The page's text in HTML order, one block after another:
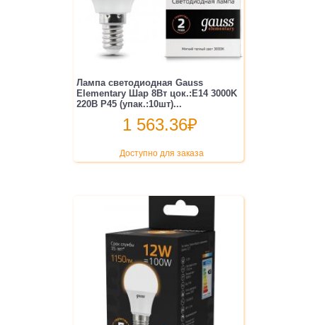
Лампа светодиодная Gauss
Elementary Шар 8Вт цок.:E14 3000K
220B P45 (упак.:10шт)...
1 563.36₽
Доступно для заказа